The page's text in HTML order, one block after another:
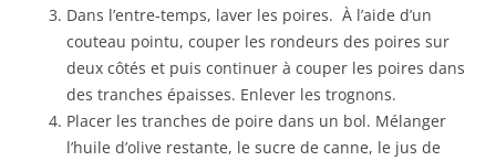
Dans l’entre-temps, laver les poires. À l’aide d’un
couteau pointu, couper les rondeurs des poires sur
deux côtés et puis continuer à couper les poires dans
des tranches épaisses. Enlever les trognons.
Placer les tranches de poire dans un bol. Mélanger
l’huile d’olive restante, le sucre de canne, le jus de